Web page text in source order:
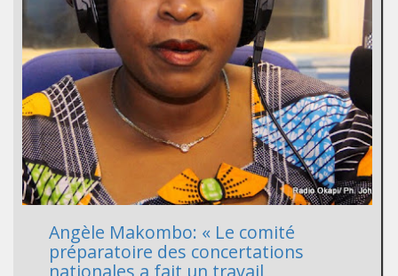
Angèle Makombo: « Le comité
préparatoire des concertations
nationales a fait un travail